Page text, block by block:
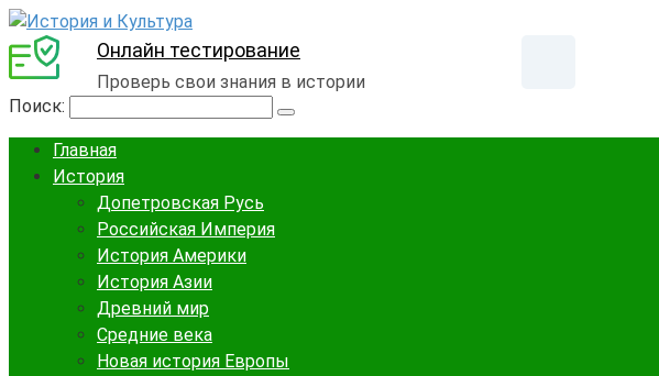
Онлайн тестирование
Проверь свои знания в истории
Поиск:
Главная
История
Допетровская Русь
Российская Империя
История Америки
История Азии
Древний мир
Средние века
Новая история Европы